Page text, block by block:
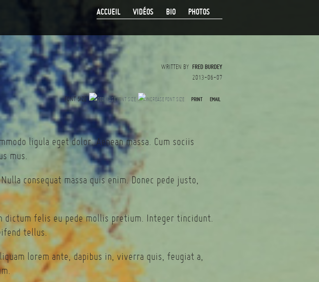
ACCUEIL VIDÉOS BIO PHOTOS
WRITTEN BY FRED BURDEY
2013-06-07
FONT SIZE PRINT EMAIL
ligula eget dolor. Aenean massa. Cum sociis
mus.
consequat massa quis enim. Donec pede justo,
felis eu pede mollis pretium. Integer tincidunt.
tellus.
lorem ante, dapibus in, viverra quis, feugiat a,